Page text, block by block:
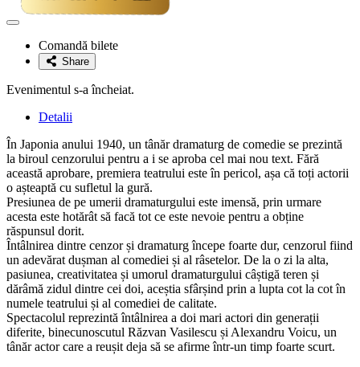
Adaugă
favoriteComandă bilete
Share
Evenimentul s-a încheiat.
Detalii
În Japonia anului 1940, un tânăr dramaturg de comedie se prezintă
la biroul cenzorului pentru a i se aproba cel mai nou text. Fără
această aprobare, premiera teatrului este în pericol, așa că toți actorii
o așteaptă cu sufletul la gură.
Presiunea de pe umerii dramaturgului este imensă, prin urmare
acesta este hotărât să facă tot ce este nevoie pentru a obține
răspunsul dorit.
Întâlnirea dintre cenzor și dramaturg începe foarte dur, cenzorul fiind
un adevărat dușman al comediei și al râsetelor. De la o zi la alta,
pasiunea, creativitatea și umorul dramaturgului câștigă teren și
dărâmă zidul dintre cei doi, aceștia sfârșind prin a lupta cot la cot în
numele teatrului și al comediei de calitate.
Spectacolul reprezintă întâlnirea a doi mari actori din generații
diferite, binecunoscutul Răzvan Vasilescu și Alexandru Voicu, un
tânăr actor care a reușit deja să se afirme într-un timp foarte scurt.